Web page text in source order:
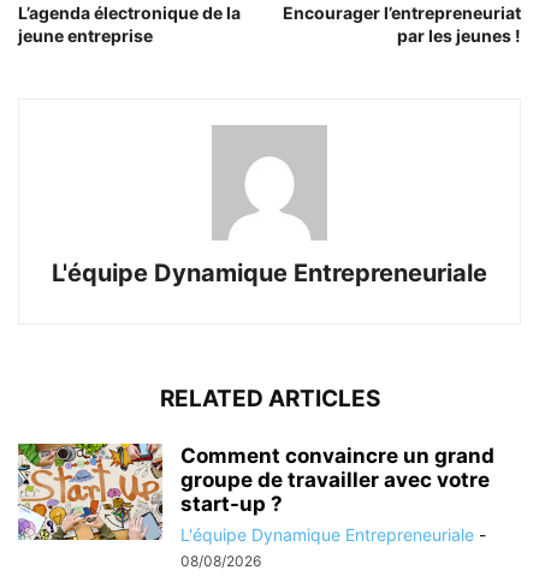
L’agenda électronique de la
jeune entreprise
Encourager l’entrepreneuriat
par les jeunes !
L'équipe Dynamique Entrepreneuriale
RELATED ARTICLES
Comment convaincre un grand
groupe de travailler avec votre
start-up ?
L'équipe Dynamique Entrepreneuriale -
08/08/2026